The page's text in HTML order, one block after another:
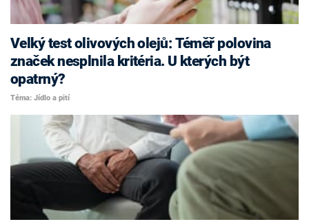
Velký test olivových olejů: Téměř polovina
značek nesplnila kritéria. U kterých být
opatrný?
Téma: Jídlo a pití